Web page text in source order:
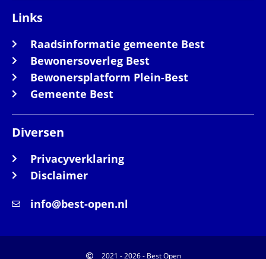
Links
Raadsinformatie gemeente Best
Bewonersoverleg Best
Bewonersplatform Plein-Best
Gemeente Best
Diversen
Privacyverklaring
Disclaimer
info@best-open.nl
2021 - 2026 - Best Open